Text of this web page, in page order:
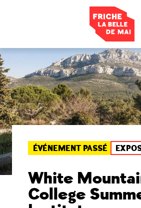
ÉVÉNEMENT PASSÉ
White
College
Panneau de gestion des cookies